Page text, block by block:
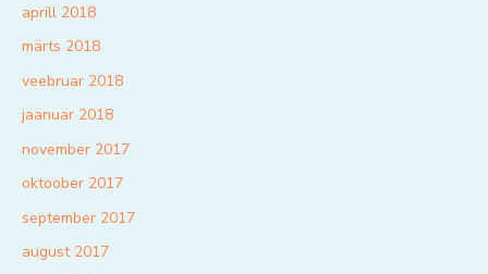
aprill 2018
märts 2018
veebruar 2018
jaanuar 2018
november 2017
oktoober 2017
september 2017
august 2017